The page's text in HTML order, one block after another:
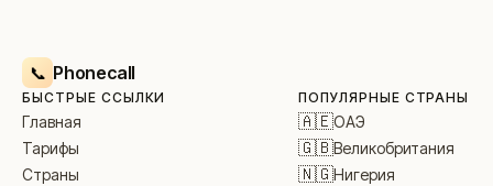
📞 Phonecall
БЫСТРЫЕ ССЫЛКИ
Главная
Тарифы
Страны
ПОПУЛЯРНЫЕ СТРАНЫ
🇦🇪ОАЭ
🇬🇧Великобритания
🇳🇬Нигерия